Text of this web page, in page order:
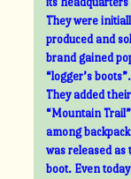
They were
produced and
brand gained
“logger’s boots”.
They added
“Mountain
among
was released as
boot. Even